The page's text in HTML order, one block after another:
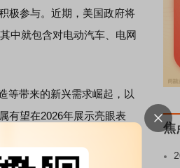
参与。近期，美国政府将
中就包含对电动汽车、电网
等带来的新兴需求崛起，以
有望在2026年展示亮眼表
焦